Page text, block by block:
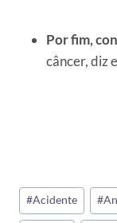
Por fim,
câncer, diz
Tags
do
#Acidente #